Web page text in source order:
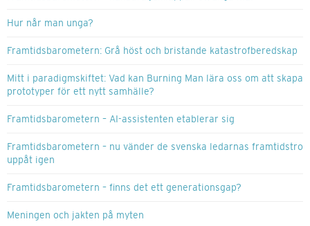
Hur når man unga?
Framtidsbarometern: Grå höst och bristande katastrofberedskap
Mitt i paradigmskiftet: Vad kan Burning Man lära oss om att skapa
prototyper för ett nytt samhälle?
Framtidsbarometern – AI-assistenten etablerar sig
Framtidsbarometern – nu vänder de svenska ledarnas framtidstro
uppåt igen
Framtidsbarometern – finns det ett generationsgap?
Meningen och jakten på myten